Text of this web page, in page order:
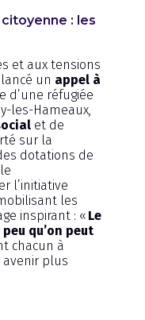
: les
et aux tensions
un appel à
d’une réfugiée
les-Hameaux,
et de
sur la
dotations de
l’initiative
les
inspirant : « Le
qu’on peut
chacun à
avenir plus